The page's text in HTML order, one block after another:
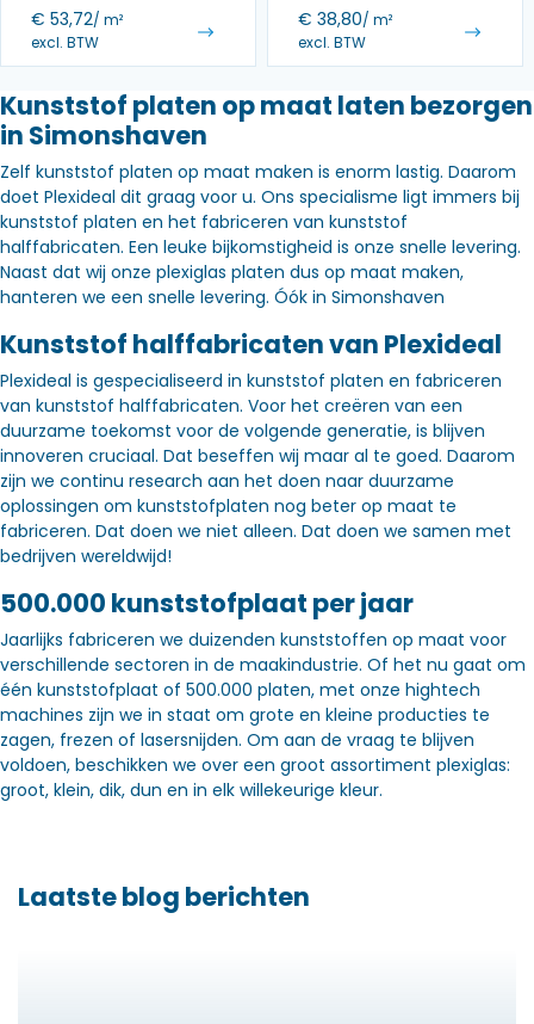
€ 53,72/ m²
excl. BTW
€ 38,80/ m²
excl. BTW
Kunststof platen op maat laten bezorgen
in Simonshaven
Zelf kunststof platen op maat maken is enorm lastig. Daarom
doet Plexideal dit graag voor u. Ons specialisme ligt immers bij
kunststof platen en het fabriceren van kunststof
halffabricaten. Een leuke bijkomstigheid is onze snelle levering.
Naast dat wij onze plexiglas platen dus op maat maken,
hanteren we een snelle levering. Óók in Simonshaven
Kunststof halffabricaten van Plexideal
Plexideal is gespecialiseerd in kunststof platen en fabriceren
van kunststof halffabricaten. Voor het creëren van een
duurzame toekomst voor de volgende generatie, is blijven
innoveren cruciaal. Dat beseffen wij maar al te goed. Daarom
zijn we continu research aan het doen naar duurzame
oplossingen om kunststofplaten nog beter op maat te
fabriceren. Dat doen we niet alleen. Dat doen we samen met
bedrijven wereldwijd!
500.000 kunststofplaat per jaar
Jaarlijks fabriceren we duizenden kunststoffen op maat voor
verschillende sectoren in de maakindustrie. Of het nu gaat om
één kunststofplaat of 500.000 platen, met onze hightech
machines zijn we in staat om grote en kleine producties te
zagen, frezen of lasersnijden. Om aan de vraag te blijven
voldoen, beschikken we over een groot assortiment plexiglas:
groot, klein, dik, dun en in elk willekeurige kleur.
Laatste blog berichten